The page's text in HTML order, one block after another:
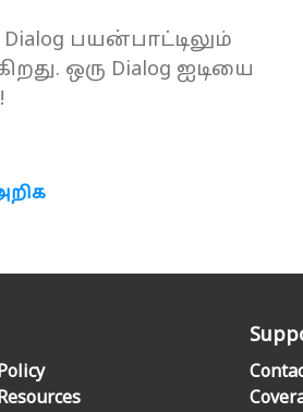
பயன்பாட்டிலும்
ஒரு Dialog ஐடியை